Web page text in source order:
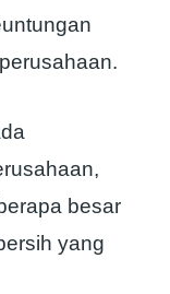
besar
yang